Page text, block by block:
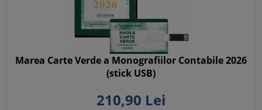
Marea Carte Verde a Monografiilor Contabile 2026
(stick USB)
210,90 Lei